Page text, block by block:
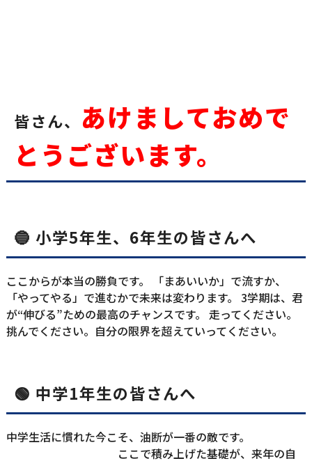
皆さん、 あけましておめで
とうございます。
🔵 小学5年生、6年生の皆さんへ
ここからが本当の勝負です。 「まあいいか」で流すか、
「やってやる」で進むかで未来は変わります。 3学期は、君
が“伸びる”ための最高のチャンスです。 走ってください。
挑んでください。自分の限界を超えていってください。
🟢 中学1年生の皆さんへ
中学生活に慣れた今こそ、油断が一番の敵です。